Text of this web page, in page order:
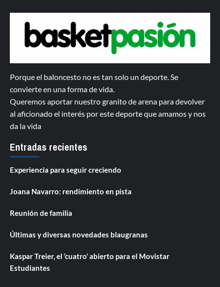
Porque el baloncesto no es tan solo un deporte. Se
convierte en una forma de vida.
Queremos aportar nuestro granito de arena para devolver
al aficionado el interés por este deporte que amamos y nos
da la vida
Entradas recientes
Experiencia para seguir creciendo
Joana Navarro: rendimiento en pista
Reunión de familia
Últimas y diversas novedades blaugranas
Kaspar Treier, el ‘cuatro’ abierto para el Movistar
Estudiantes